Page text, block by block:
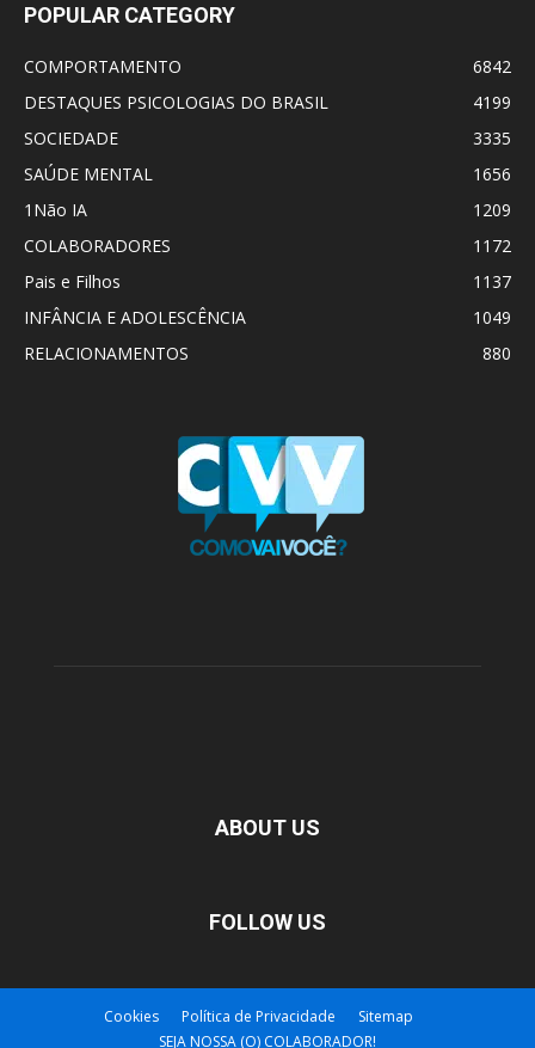
POPULAR CATEGORY
COMPORTAMENTO
6842
DESTAQUES PSICOLOGIAS DO BRASIL
4199
SOCIEDADE
3335
SAÚDE MENTAL
1656
1Não IA
1209
COLABORADORES
1172
Pais e Filhos
1137
INFÂNCIA E ADOLESCÊNCIA
1049
RELACIONAMENTOS
880
ABOUT US
FOLLOW US
Cookies Política de Privacidade
Sitemap
SEJA NOSSA (O) COLABORADOR!